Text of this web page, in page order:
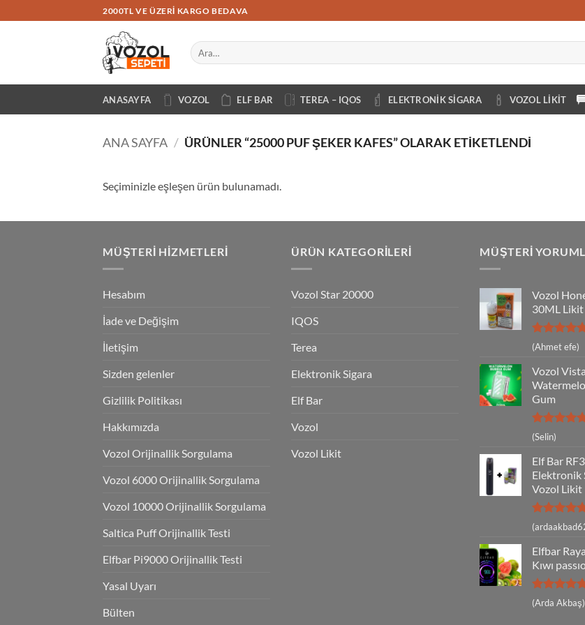
atla
2000TL VE ÜZERI KARGO BEDAVA
Ara:
ANASAYFA VOZOL ELF BAR TEREA – IQOS ELEKTRONIK SIGARA VOZOL LIKIT
ANA SAYFA / ÜRÜNLER “25000 PUF ŞEKER KAFES” OLARAK ETIKETLENDI
Seçiminizle eşleşen ürün bulunamadı.
MÜŞTERI HIZMETLERI
Hesabım
İade ve Değişim
İletişim
Sizden gelenler
Gizlilik Politikası
Hakkımızda
Vozol Orijinallik Sorgulama
Vozol 6000 Orijinallik Sorgulama
Vozol 10000 Orijinallik Sorgulama
Saltica Puff Orijinallik Testi
Elfbar Pi9000 Orijinallik Testi
Yasal Uyarı
Bülten
ÜRÜN KATEGORILERI
Vozol Star 20000
IQOS
Terea
Elektronik Sigara
Elf Bar
Vozol
Vozol Likit
MÜŞTERI
Vozol
30ML Likit
5 üzerinden
5
(Ahmet efe)
Vozol
Gum
5 üzerinden
5
oy aldı
(Selin)
Elf Bar
Elektronik
Vozol Likit
5
5
Elfbar
Kıwı
5 üzerinden
5
(Arda Akbaş)